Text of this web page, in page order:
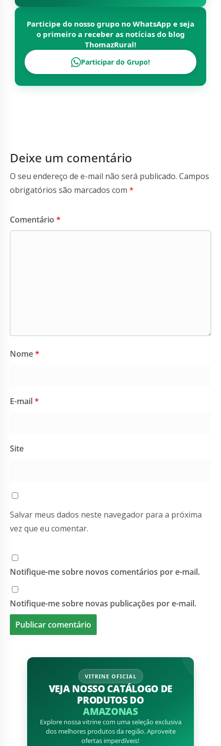
Participe do nosso grupo no WhatsApp e seja
o primeiro a receber as notícias do blog
ThomazRural!
Participar do Grupo!
Deixe um comentário
O seu endereço de e-mail não será publicado. Campos
obrigatórios são marcados com *
Comentário *
Nome*
E-mail*
Site
Salvar meus dados neste navegador para a próxima
vez que eu comentar.
Notifique-me sobre novos comentários por e-mail.
Notifique-me sobre novas publicações por e-mail.
VITRINE OFICIAL
VEJA NOSSO CATÁLOGO DE
PRODUTOS DO
AMAZONAS
Explore nossa vitrine com uma seleção exclusiva
dos melhores produtos da região. Aproveite
ofertas imperdíveis!